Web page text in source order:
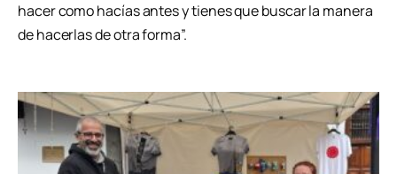
hacer como hacías antes y tienes que buscar la manera
de hacerlas de otra forma”.